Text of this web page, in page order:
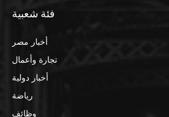
فئة شعبية
أخبار مصر
تجارة وأعمال
أخبار دولية
رياضة
وظائف